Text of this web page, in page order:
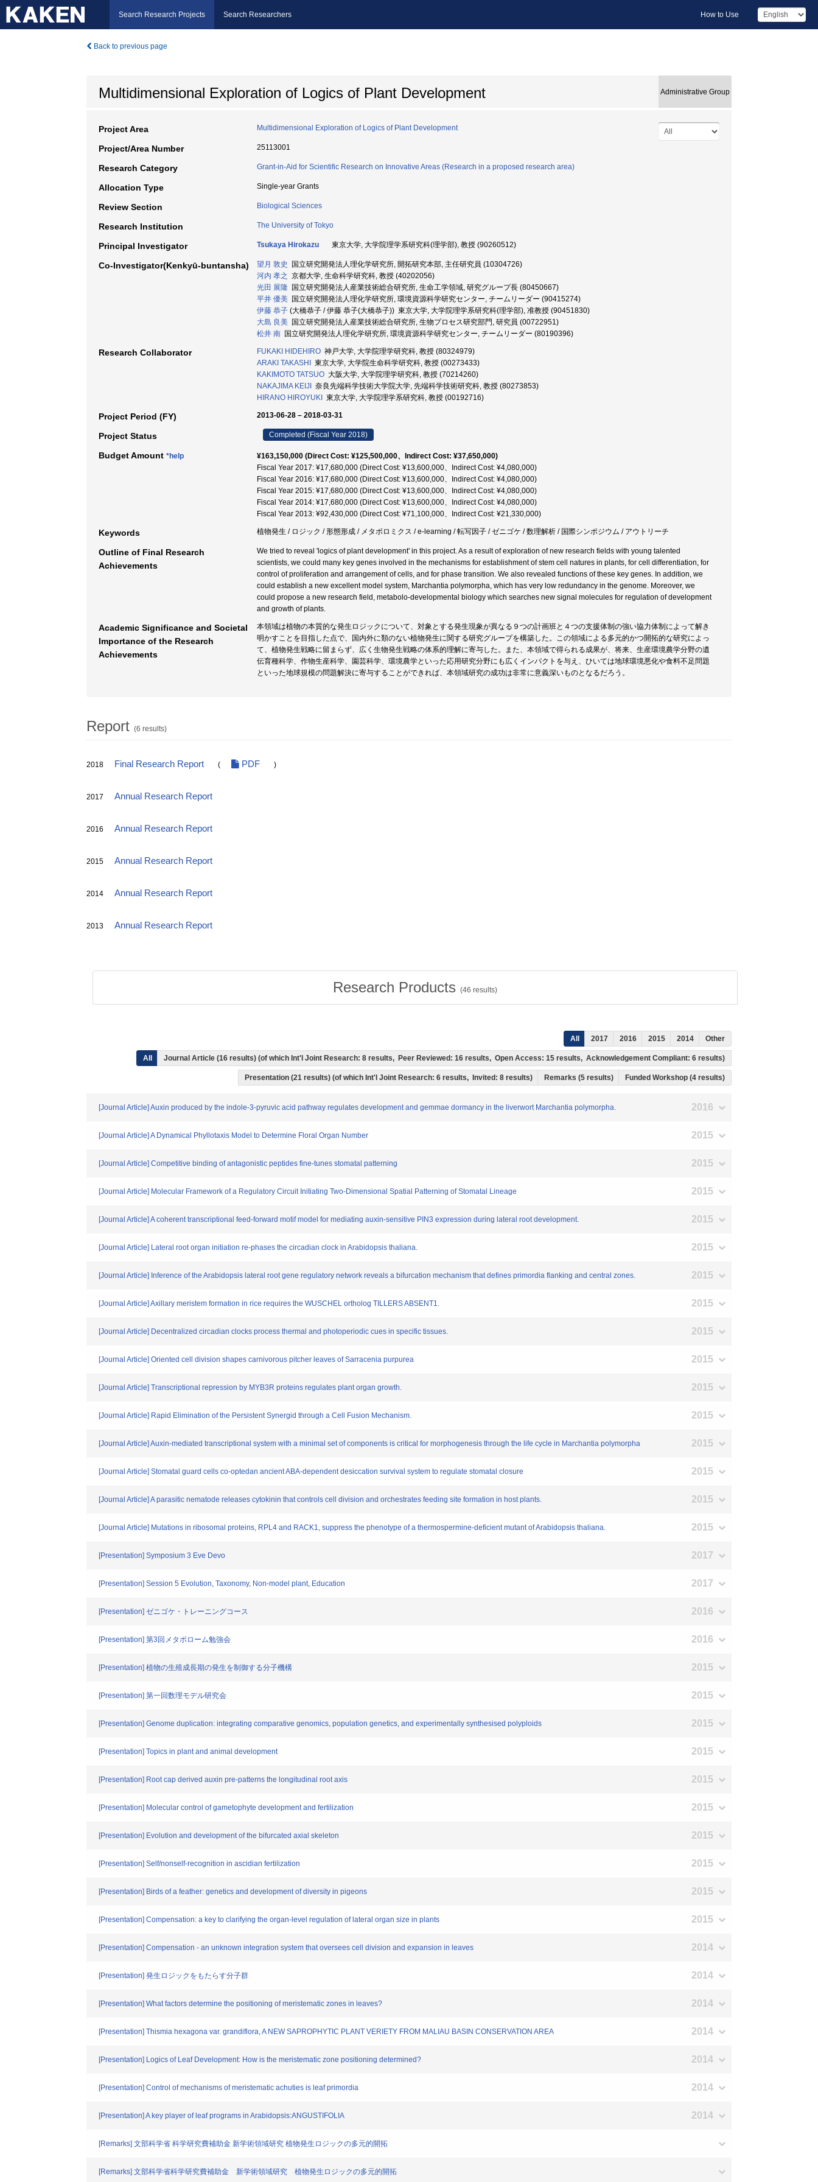
Search Research Projects Search Researchers How to Use
Back to previous page
Multidimensional Exploration of Logics of Plant Development Administrative Group
Project Area Multidimensional Exploration of Logics of Plant Development
Project/Area Number 25113001
Research Category Grant-in-Aid for Scientific Research on Innovative Areas (Research in a proposed research area)
Allocation Type Single-year Grants
Review Section Biological Sciences
Research Institution The University of Tokyo
Principal Investigator Tsukaya Hirokazu 東京大学, 大学院理学系研究科(理学部), 教授 (90260512)
Co-Investigator(Kenkyū-buntansha) 望月 敦史
国立研究開発法人理化学研究所, 開拓研究本部, 主任研究員 (10304726)
河内 孝之 京都大学, 生命科学研究科, 教授 (40202056)
光田 展隆 国立研究開発法人産業技術総合研究所, 生命工学領域, 研究グループ長 (80450667)
平井 優美 国立研究開発法人理化学研究所, 環境資源科学研究センター, チームリーダー (90415274)
伊藤 恭子 (大橋恭子 / 伊藤 恭子(大橋恭子)) 東京大学, 大学院理学系研究科(理学部), 准教授 (90451830)
大島 良美 国立研究開発法人産業技術総合研究所, 生物プロセス研究部門, 研究員 (00722951)
松井 南 国立研究開発法人理化学研究所, 環境資源科学研究センター, チームリーダー (80190396)
Research Collaborator FUKAKI HIDEHIRO 神戸大学, 大学院理学研究科, 教授 (80324979)
ARAKI TAKASHI
東京大学, 大学院生命科学研究科, 教授 (00273433)
KAKIMOTO TATSUO 大阪大学, 大学院理学研究科, 教授 (70214260)
NAKAJIMA KEIJI
奈良先端科学技術大学院大学, 先端科学技術研究科, 教授 (80273853)
HIRANO HIROYUKI
東京大学, 大学院理学系研究科, 教授 (00192716)
Project Period (FY) 2013-06-28 – 2018-03-31
Project Status Completed (Fiscal Year 2018)
Budget Amount *help
¥163,150,000 (Direct Cost: ¥125,500,000、Indirect Cost: ¥37,650,000)
Fiscal Year 2017: ¥17,680,000 (Direct Cost: ¥13,600,000、Indirect Cost: ¥4,080,000)
Fiscal Year 2016: ¥17,680,000 (Direct Cost: ¥13,600,000、Indirect Cost: ¥4,080,000)
Fiscal Year 2015: ¥17,680,000 (Direct Cost: ¥13,600,000、Indirect Cost: ¥4,080,000)
Fiscal Year 2014: ¥17,680,000 (Direct Cost: ¥13,600,000、Indirect Cost: ¥4,080,000)
Fiscal Year 2013: ¥92,430,000 (Direct Cost: ¥71,100,000、Indirect Cost: ¥21,330,000)
Keywords 植物発生 / ロジック / 形態形成 / メタボロミクス / e-learning / 転写因子 / ゼニゴケ / 数理解析 / 国際シンポジウム / アウトリーチ
Outline of Final Research
Achievements
We tried to reveal 'logics of plant development' in this project. As a result of exploration of new research fields with young talented
scientists, we could many key genes involved in the mechanisms for establishment of stem cell natures in plants, for cell differentiation, for
control of proliferation and arrangement of cells, and for phase transition. We also revealed functions of these key genes. In addition, we
could establish a new excellent model system, Marchantia polymorpha, which has very low redundancy in the genome. Moreover, we
could propose a new research field, metabolo-developmental biology which searches new signal molecules for regulation of development
and growth of plants.
Academic Significance and Societal
Importance of the Research
Achievements
本領域は植物の本質的な発生ロジックについて、対象とする発生現象が異なる９つの計画班と４つの支援体制の強い協力体制によって解き
明かすことを目指した点で、国内外に類のない植物発生に関する研究グループを構築した。この領域による多元的かつ開拓的な研究によっ
て、植物発生戦略に留まらず、広く生物発生戦略の体系的理解に寄与した。また、本領域で得られる成果が、将来、生産環境農学分野の遺
伝育種科学、作物生産科学、園芸科学、環境農学といった応用研究分野にも広くインパクトを与え、ひいては地球環境悪化や食料不足問題
といった地球規模の問題解決に寄与することができれば、本領域研究の成功は非常に意義深いものとなるだろう。
Report (6 results)
2018 Final Research Report ( PDF )
2017 Annual Research Report
2016 Annual Research Report
2015 Annual Research Report
2014 Annual Research Report
2013 Annual Research Report
Research Products (46 results)
All 2017 2016 2015 2014 Other
All Journal Article (16 results) (of which Int'l Joint Research: 8 results, Peer Reviewed: 16 results, Open Access: 15 results, Acknowledgement Compliant: 6 results)
Presentation (21 results) (of which Int'l Joint Research: 6 results, Invited: 8 results) Remarks (5 results) Funded Workshop (4 results)
[Journal Article] Auxin produced by the indole-3-pyruvic acid pathway regulates development and gemmae dormancy in the liverwort Marchantia polymorpha. 2016
[Journal Article] A Dynamical Phyllotaxis Model to Determine Floral Organ Number 2015
[Journal Article] Competitive binding of antagonistic peptides fine-tunes stomatal patterning 2015
[Journal Article] Molecular Framework of a Regulatory Circuit Initiating Two-Dimensional Spatial Patterning of Stomatal Lineage 2015
[Journal Article] A coherent transcriptional feed-forward motif model for mediating auxin-sensitive PIN3 expression during lateral root development. 2015
[Journal Article] Lateral root organ initiation re-phases the circadian clock in Arabidopsis thaliana. 2015
[Journal Article] Inference of the Arabidopsis lateral root gene regulatory network reveals a bifurcation mechanism that defines primordia flanking and central zones. 2015
[Journal Article] Axillary meristem formation in rice requires the WUSCHEL ortholog TILLERS ABSENT1. 2015
[Journal Article] Decentralized circadian clocks process thermal and photoperiodic cues in specific tissues. 2015
[Journal Article] Oriented cell division shapes carnivorous pitcher leaves of Sarracenia purpurea 2015
[Journal Article] Transcriptional repression by MYB3R proteins regulates plant organ growth. 2015
[Journal Article] Rapid Elimination of the Persistent Synergid through a Cell Fusion Mechanism. 2015
[Journal Article] Auxin-mediated transcriptional system with a minimal set of components is critical for morphogenesis through the life cycle in Marchantia polymorpha 2015
[Journal Article] Stomatal guard cells co-optedan ancient ABA-dependent desiccation survival system to regulate stomatal closure 2015
[Journal Article] A parasitic nematode releases cytokinin that controls cell division and orchestrates feeding site formation in host plants. 2015
[Journal Article] Mutations in ribosomal proteins, RPL4 and RACK1, suppress the phenotype of a thermospermine-deficient mutant of Arabidopsis thaliana. 2015
[Presentation] Symposium 3 Eve Devo 2017
[Presentation] Session 5 Evolution, Taxonomy, Non-model plant, Education 2017
[Presentation] ゼニゴケ・トレーニングコース 2016
[Presentation] 第3回メタボローム勉強会 2016
[Presentation] 植物の生殖成長期の発生を制御する分子機構 2015
[Presentation] 第一回数理モデル研究会 2015
[Presentation] Genome duplication: integrating comparative genomics, population genetics, and experimentally synthesised polyploids 2015
[Presentation] Topics in plant and animal development 2015
[Presentation] Root cap derived auxin pre-patterns the longitudinal root axis 2015
[Presentation] Molecular control of gametophyte development and fertilization 2015
[Presentation] Evolution and development of the bifurcated axial skeleton 2015
[Presentation] Self/nonself-recognition in ascidian fertilization 2015
[Presentation] Birds of a feather: genetics and development of diversity in pigeons 2015
[Presentation] Compensation: a key to clarifying the organ-level regulation of lateral organ size in plants 2015
[Presentation] Compensation - an unknown integration system that oversees cell division and expansion in leaves 2014
[Presentation] 発生ロジックをもたらす分子群 2014
[Presentation] What factors determine the positioning of meristematic zones in leaves? 2014
[Presentation] Thismia hexagona var. grandiflora, A NEW SAPROPHYTIC PLANT VERIETY FROM MALIAU BASIN CONSERVATION AREA 2014
[Presentation] Logics of Leaf Development: How is the meristematic zone positioning determined? 2014
[Presentation] Control of mechanisms of meristematic achuties is leaf primordia 2014
[Presentation] A key player of leaf programs in Arabidopsis:ANGUSTIFOLIA 2014
[Remarks] 文部科学省 科学研究費補助金 新学術領域研究 植物発生ロジックの多元的開拓
[Remarks] 文部科学省科学研究費補助金 新学術領域研究 植物発生ロジックの多元的開拓